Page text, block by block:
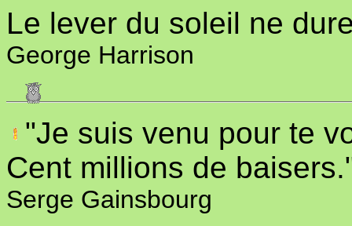
Le lever du soleil ne
George Harrison
"Je suis venu pour te
Cent millions de
Serge Gainsbourg